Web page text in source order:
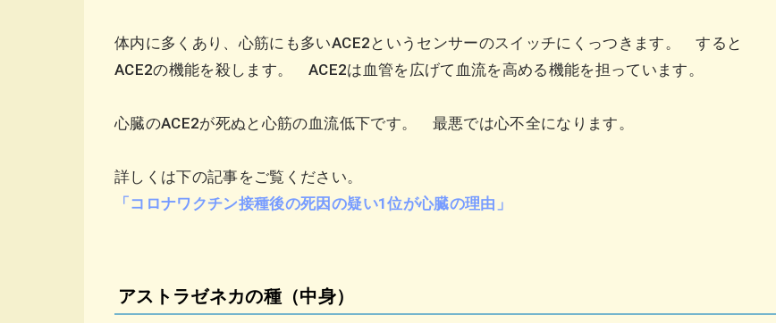
体内に多くあり、心筋にも多いACE2というセンサーのスイッチにくっつきます。 すると
ACE2の機能を殺します。 ACE2は血管を広げて血流を高める機能を担っています。
心臓のACE2が死ぬと心筋の血流低下です。 最悪では心不全になります。
詳しくは下の記事をご覧ください。
「コロナワクチン接種後の死因の疑い1位が心臓の理由」
アストラゼネカの種（中身）